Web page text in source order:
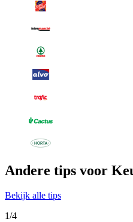
Andere tips voor
Bekijk alle tips
1/4